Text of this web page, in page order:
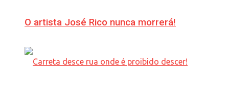
O artista José Rico nunca morrerá!